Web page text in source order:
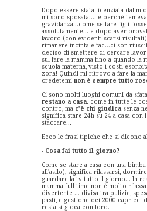
Dopo essere stata licenziata dal
mi sono sposata.... e perché
gravidanza...come se fare figli
assolutamente... e dopo aver
lavoro (con evidenti scarsi
rimanere incinta e tac...ci son
deciso di smettere di cercare
sul fare la mamma fino a quando la
scuola materna, visto i costi
zona! Quindi mi ritrovo a fare la
credetemi non è sempre tutto
Ci sono molti luoghi comuni da
restano a casa, come in tutte le
contro, ma c’è chi giudica senza
significa stare 24h su 24 a casa con
staccare...
Ecco le frasi tipiche che si dicono
- Cosa fai tutto il giorno?
Come se stare a casa con una
all'asilo), significa rilassarsi,
guardare la tv tutto il giorno... In
mamma full time non è molto
divertente ... divisa tra pulizie,
pasti, e gestione dei 2000 capricci
resta si gioca con loro.